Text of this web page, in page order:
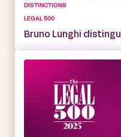
DISTINCTIONS
LEGAL 500
Bruno Lunghi